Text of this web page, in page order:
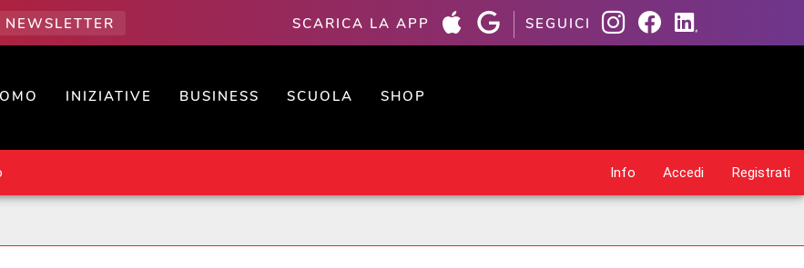
SCARICA LA APP SEGUICI
INIZIATIVE BUSINESS SCUOLA SHOP